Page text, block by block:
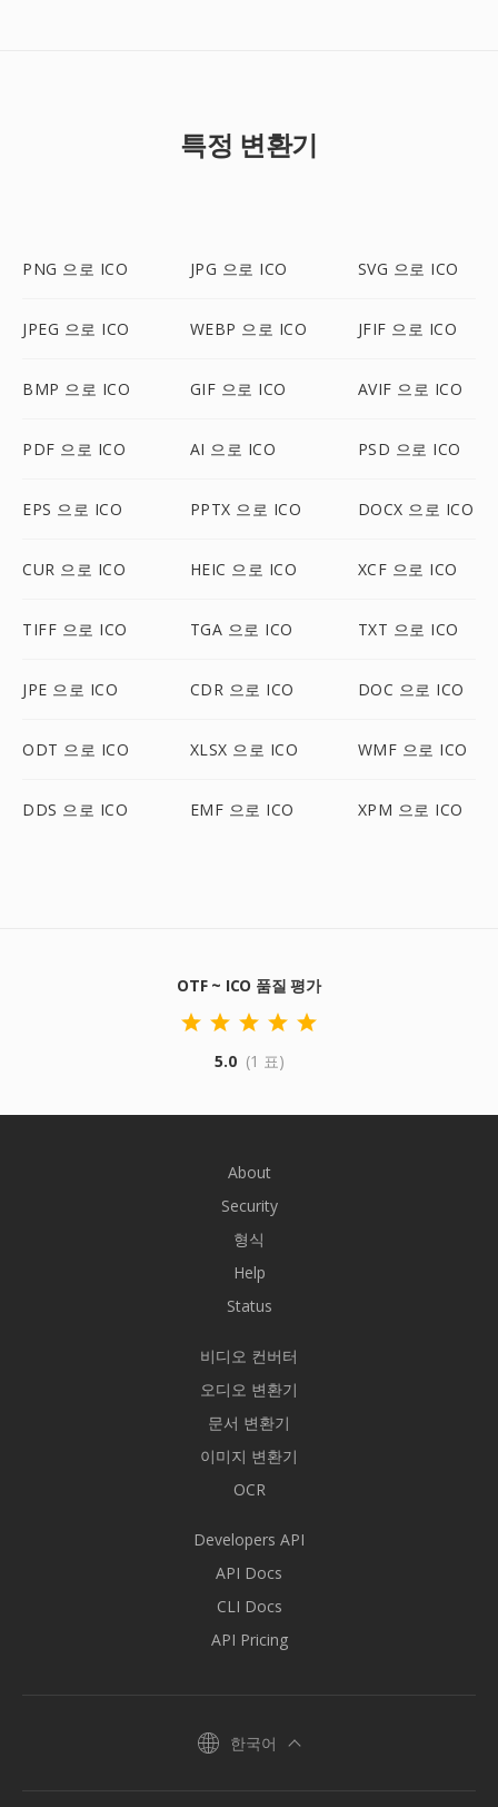
특정 변환기
PNG 으로 ICO JPG 으로 ICO SVG 으로 ICO
JPEG 으로 ICO WEBP 으로 ICO JFIF 으로 ICO
BMP 으로 ICO GIF 으로 ICO AVIF 으로 ICO
PDF 으로 ICO AI 으로 ICO PSD 으로 ICO
EPS 으로 ICO PPTX 으로 ICO DOCX 으로 ICO
CUR 으로 ICO HEIC 으로 ICO XCF 으로 ICO
TIFF 으로 ICO TGA 으로 ICO TXT 으로 ICO
JPE 으로 ICO CDR 으로 ICO DOC 으로 ICO
ODT 으로 ICO XLSX 으로 ICO WMF 으로 ICO
DDS 으로 ICO EMF 으로 ICO XPM 으로 ICO
OTF ~ ICO 품질 평가
5.0 (1 표)
About
Security
형식
Help
Status
비디오 컨버터
오디오 변환기
문서 변환기
이미지 변환기
OCR
Developers API
API Docs
CLI Docs
API Pricing
한국어